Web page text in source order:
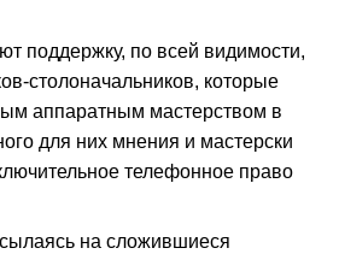
поддержку, по всей видимости,
столоначальников, которые
аппаратным мастерством в
для них мнения и мастерски
телефонное право
на сложившиеся